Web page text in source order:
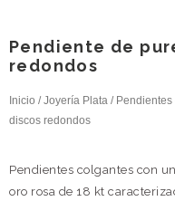
Pendiente de
redondos
Inicio /Joyería Plata /
discos redondos
Pendientes colgantes con
oro rosa de 18 kt